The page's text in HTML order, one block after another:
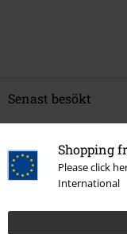
Shopping
Please click
International
Senast besökt